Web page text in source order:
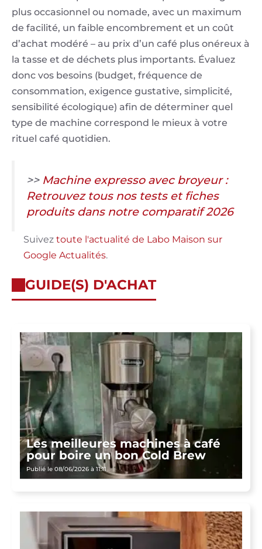
plus occasionnel ou nomade, avec un maximum
de facilité, un faible encombrement et un coût
d’achat modéré – au prix d’un café plus onéreux à
la tasse et de déchets plus importants. Évaluez
donc vos besoins (budget, fréquence de
consommation, exigence gustative, simplicité,
sensibilité écologique) afin de déterminer quel
type de machine correspond le mieux à votre
rituel café quotidien.
>> Machine expresso avec broyeur :
Retrouvez tous nos tests et fiches
produits dans notre comparatif 2026
Suivez toute l'actualité de Labo Maison sur
Google Actualités.
GUIDE(S) D'ACHAT
Les meilleures machines à café
pour boire un bon Cold Brew
Publié le 08/06/2026 à 11:11